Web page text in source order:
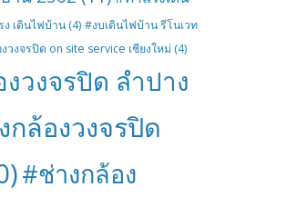
เดินไฟบ้าน (4) #งบเดินไฟบ้าน รีโนเวท
วงจรปิด on site service เชียงใหม่ (4)
วงจรปิด ลำปาง
กล้องวงจรปิด
#ช่างกล้อง